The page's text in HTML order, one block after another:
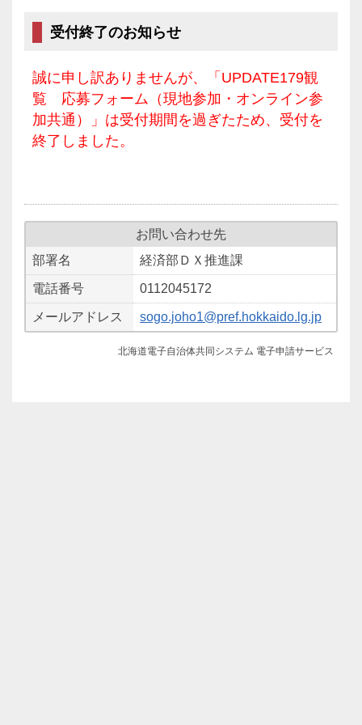
受付終了のお知らせ
誠に申し訳ありませんが、「UPDATE179観
覧 応募フォーム（現地参加・オンライン参
加共通）」は受付期間を過ぎたため、受付を
終了しました。
お問い合わせ先
部署名
経済部ＤＸ推進課
電話番号 0112045172
メールアドレス sogo.joho1@pref.hokkaido.lg.jp
北海道電子自治体共同システム 電子申請サービス